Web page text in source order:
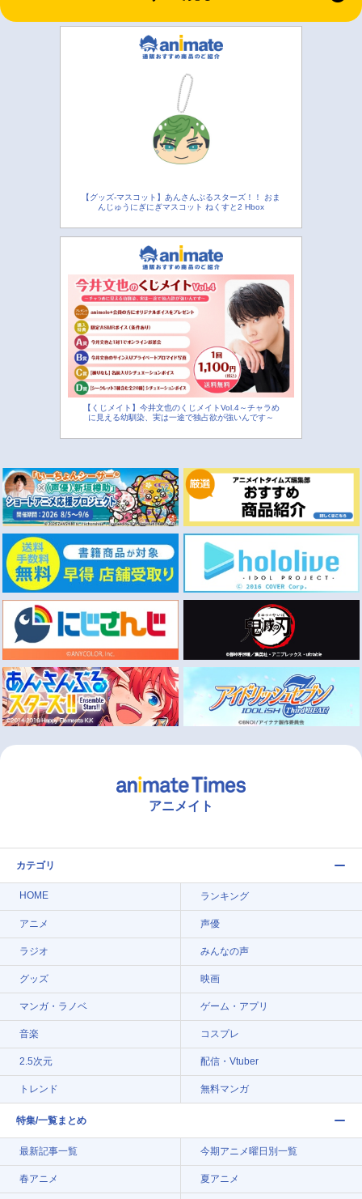
【グッズ-マスコット】あんさんぶるスターズ！！ おま
んじゅうにぎにぎマスコット ねくすと2 Hbox
【くじメイト】今井文也のくじメイトVol.4～チャラめ
に見える幼馴染、実は一途で独占欲が強いんです～
アニメイト
カテゴリ
HOME ランキング
アニメ 声優
ラジオ みんなの声
グッズ 映画
マンガ・ラノベ ゲーム・アプリ
音楽 コスプレ
2.5次元 配信・Vtuber
トレンド 無料マンガ
特集/一覧まとめ
最新記事一覧 今期アニメ曜日別一覧
春アニメ 夏アニメ